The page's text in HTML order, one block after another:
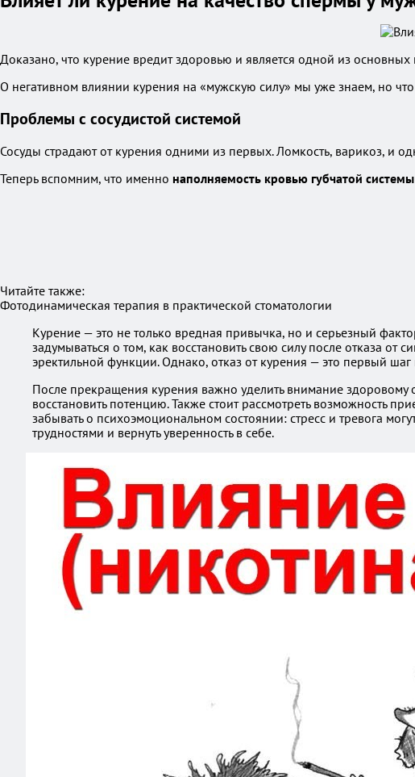
Доказано, что курение вредит здоровью и является одной из
О негативном влиянии курения на «мужскую силу» мы уже знаем, но
Проблемы с сосудистой системой
Сосуды страдают от курения одними из первых. Ломкость, варикоз, и
Теперь вспомним, что именно наполняемость кровью губчатой
Читайте также:
Фотодинамическая терапия в практической стоматологии
Курение — это не только вредная привычка, но и серьезный
задумываться о том, как восстановить свою силу после отказа
эректильной функции. Однако, отказ от курения — это первый
После прекращения курения важно уделить внимание здоровому
восстановить потенцию. Также стоит рассмотреть возможность
забывать о психоэмоциональном состоянии: стресс и тревога
трудностями и вернуть уверенность в себе.